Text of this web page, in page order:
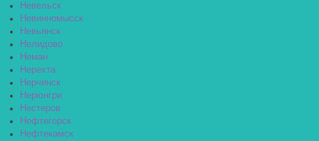
Невельск
Невинномысск
Невьянск
Нелидово
Неман
Нерехта
Нерчинск
Нерюнгри
Нестеров
Нефтегорск
Нефтекамск